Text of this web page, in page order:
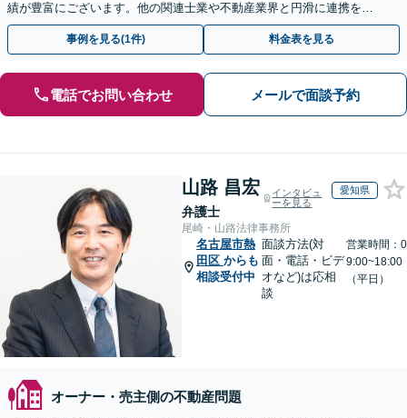
績が豊富にございます。他の関連士業や不動産業界と円滑に連携を行
い、正確に手続きを進めてまいります。【初回面談無料】
事例を見る(1件) 料金表を見る
電話でお問い合わせ メールで面談予約
山路 昌宏
弁護士
インタビュ
ーを見る
愛知県
尾崎・山路法律事務所
名古屋市熱
田区 からも
相談受付中
面談方法(対
面・電話・ビデ
オなど)は応相
談
営業時間：0
9:00~18:00
（平日）
オーナー・売主側の不動産問題